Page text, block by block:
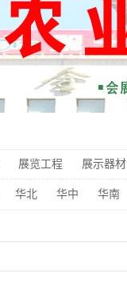
展览工程 展示器材
华北 华中 华南